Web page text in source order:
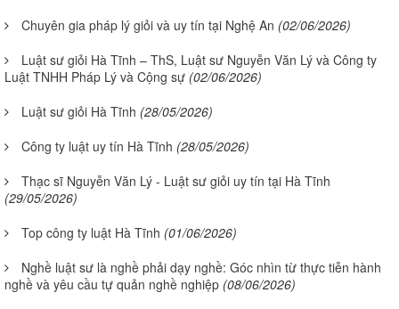
Chuyên gia pháp lý giỏi và uy tín tại Nghệ An (02/06/2026)
Luật sư giỏi Hà Tĩnh – ThS, Luật sư Nguyễn Văn Lý và Công ty
Luật TNHH Pháp Lý và Cộng sự (02/06/2026)
Luật sư giỏi Hà Tĩnh (28/05/2026)
Công ty luật uy tín Hà Tĩnh (28/05/2026)
Thạc sĩ Nguyễn Văn Lý - Luật sư giỏi uy tín tại Hà Tĩnh
(29/05/2026)
Top công ty luật Hà Tĩnh (01/06/2026)
Nghề luật sư là nghề phải dạy nghề: Góc nhìn từ thực tiễn hành
nghề và yêu cầu tự quản nghề nghiệp (08/06/2026)